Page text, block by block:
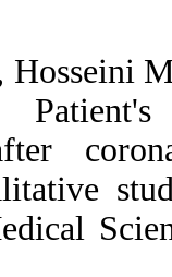
26.
F,
(CABG):
University